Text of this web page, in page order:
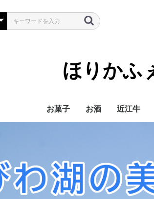
ほりかふ
お菓子 お酒 近江牛